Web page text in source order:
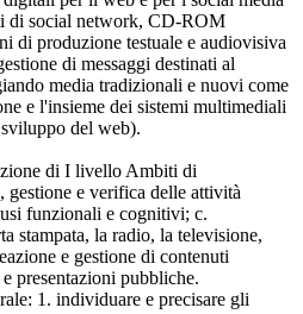
di social network, CD-ROM
di produzione testuale e audiovisiva
di messaggi destinati al
media tradizionali e nuovi come
e l'insieme dei sistemi multimediali
del web).
di I livello Ambiti di
gestione e verifica delle attività
funzionali e cognitivi; c.
stampata, la radio, la televisione,
e gestione di contenuti
presentazioni pubbliche.
1. individuare e precisare gli